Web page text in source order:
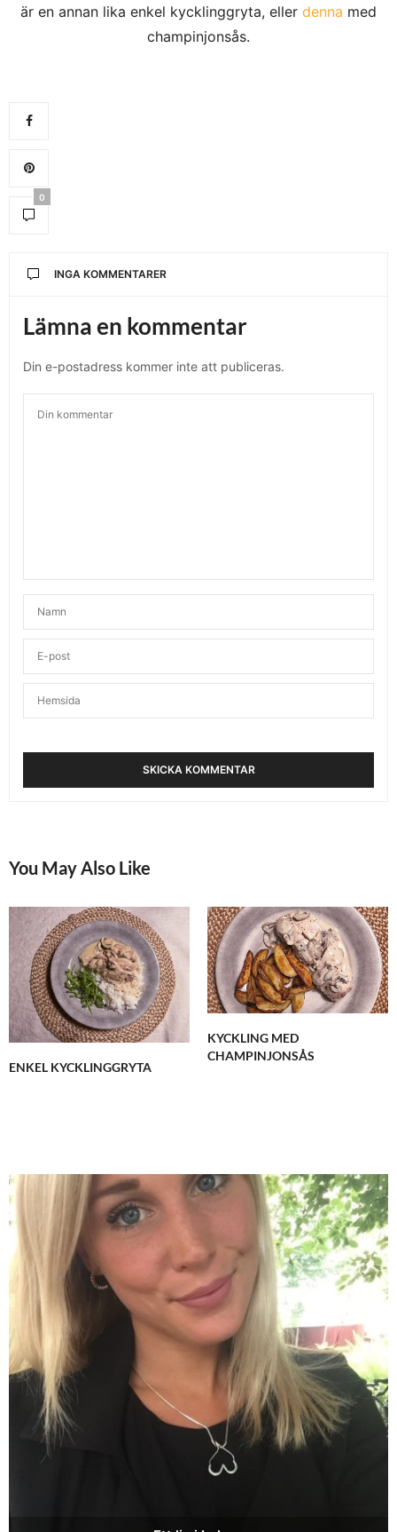
är en annan lika enkel kycklinggryta, eller denna med
champinjonsås.
0
INGA KOMMENTARER
Lämna en kommentar
Din e-postadress kommer inte att publiceras.
You May Also Like
ENKEL KYCKLINGGRYTA
KYCKLING MED
CHAMPINJONSÅS